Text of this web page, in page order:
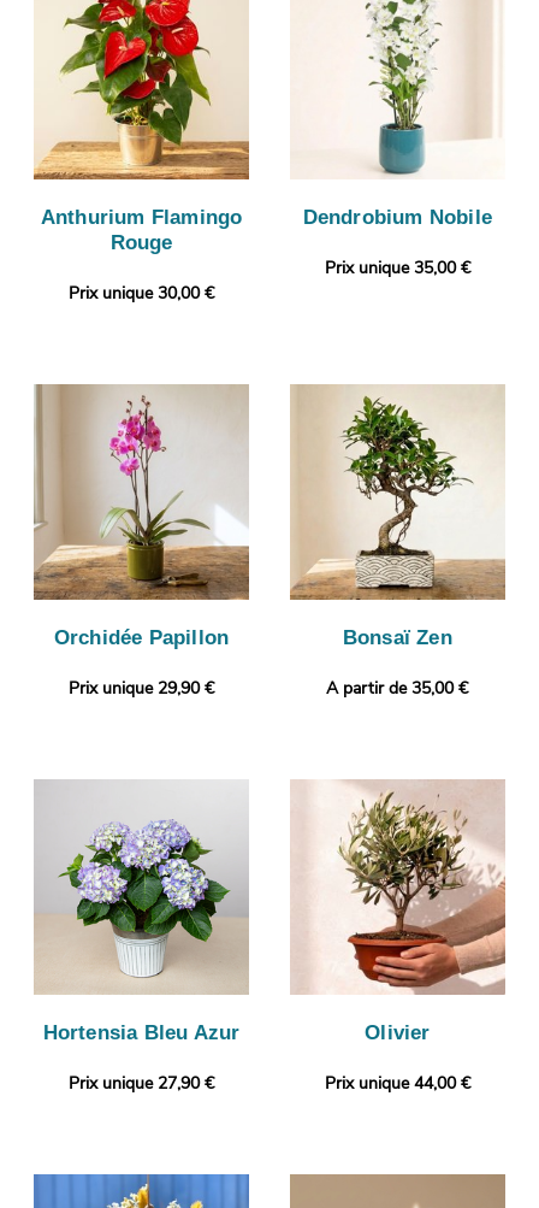
Anthurium Flamingo
Rouge
Prix unique 30,00 €
Dendrobium Nobile
Prix unique 35,00 €
Orchidée Papillon
Prix unique 29,90 €
Bonsaï Zen
A partir de 35,00 €
Hortensia Bleu Azur
Prix unique 27,90 €
Olivier
Prix unique 44,00 €